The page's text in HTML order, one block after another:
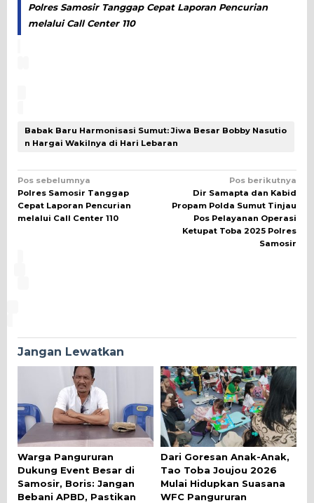
Polres Samosir Tanggap Cepat Laporan Pencurian
melalui Call Center 110
Babak Baru Harmonisasi Sumut: Jiwa Besar Bobby Nasutio
n Hargai Wakilnya di Hari Lebaran
Navigasi
pos
Pos sebelumnya
Polres Samosir Tanggap
Cepat Laporan Pencurian
melalui Call Center 110
Pos berikutnya
Dir Samapta dan Kabid
Propam Polda Sumut Tinjau
Pos Pelayanan Operasi
Ketupat Toba 2025 Polres
Samosir
Jangan Lewatkan
Warga Pangururan
Dukung Event Besar di
Samosir, Boris: Jangan
Bebani APBD, Pastikan
Dari Goresan Anak-Anak,
Tao Toba Joujou 2026
Mulai Hidupkan Suasana
WFC Pangururan